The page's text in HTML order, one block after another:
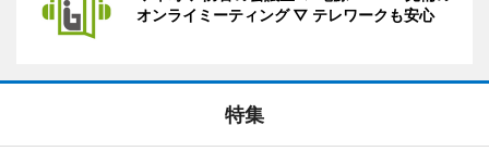
オンライミーティング ▽ テレワークも安心
特集